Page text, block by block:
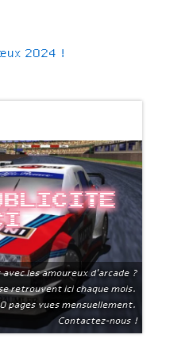
2024 !
les amoureux d'arcade ?
retrouvent ici chaque mois.
pages vues mensuellement.
Contactez-nous !